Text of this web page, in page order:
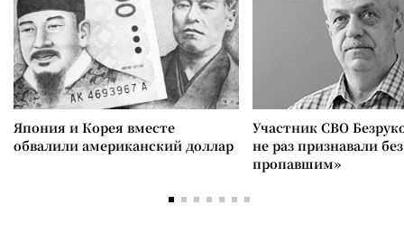
Япония и Корея вместе
обвалили американский доллар
Участник СВО
не раз признавали
пропавшим»